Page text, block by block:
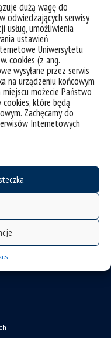
dużą wagę do
odwiedzających serwisy
usług, umożliwienia
ustawień
Uniwersytetu
cookies (z ang.
wysyłane przez serwis
na urządzeniu końcowym
możecie Państwo
które będą
Zachęcamy do
Internetowych